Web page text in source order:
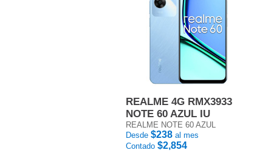
REALME 4G RMX3933
NOTE 60 AZUL IU
REALME NOTE 60 AZUL
Desde $238 al mes
Contado $2,854